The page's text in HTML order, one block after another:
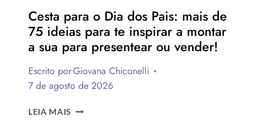
Cesta para o Dia dos Pais: mais de
75 ideias para te inspirar a montar
a sua para presentear ou vender!
Escrito porGiovana Chiconelli
7 de agosto de 2026
LEIA MAIS CESTA